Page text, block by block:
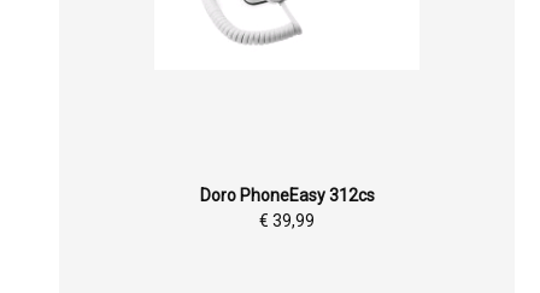
Doro PhoneEasy 312cs
€ 39,99